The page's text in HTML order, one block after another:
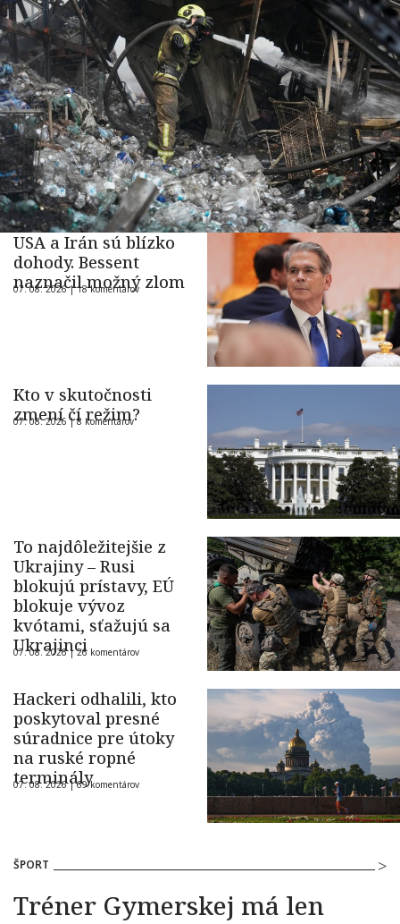
USA a Irán sú blízko
dohody. Bessent
naznačil možný zlom
07. 08. 2026 |18 komentárov
Kto v skutočnosti
zmení čí režim?
07. 08. 2026 |8 komentárov
To najdôležitejšie z
Ukrajiny – Rusi
blokujú prístavy, EÚ
blokuje vývoz
kvótami, sťažujú sa
Ukrajinci
07. 08. 2026 |26 komentárov
Hackeri odhalili, kto
poskytoval presné
súradnice pre útoky
na ruské ropné
terminály
07. 08. 2026 |69 komentárov
ŠPORT